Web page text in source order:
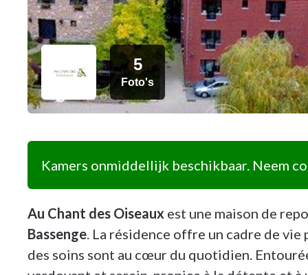
5
Foto's
Kamers onmiddellijk beschikbaar. Neem
Au Chant des Oiseaux est une maison de
Bassenge. La résidence offre un cadre de
des soins sont au cœur du quotidien.